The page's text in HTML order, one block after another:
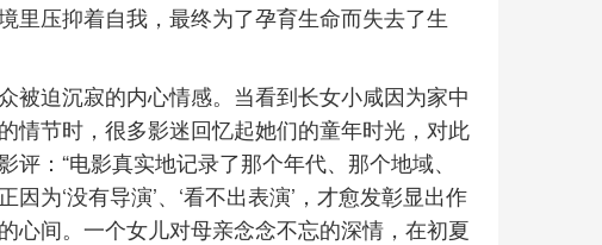
里压抑着自我，最终为了孕育生命而失去了生
被迫沉寂的内心情感。当看到长女小咸因为家中
情节时，很多影迷回忆起她们的童年时光，对此
：“电影真实地记录了那个年代、那个地域、
为‘没有导演’、‘看不出表演’，才愈发彰显出作
心间。一个女儿对母亲念念不忘的深情，在初夏